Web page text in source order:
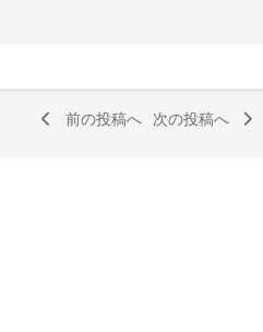
前の投稿へ 次の投稿へ